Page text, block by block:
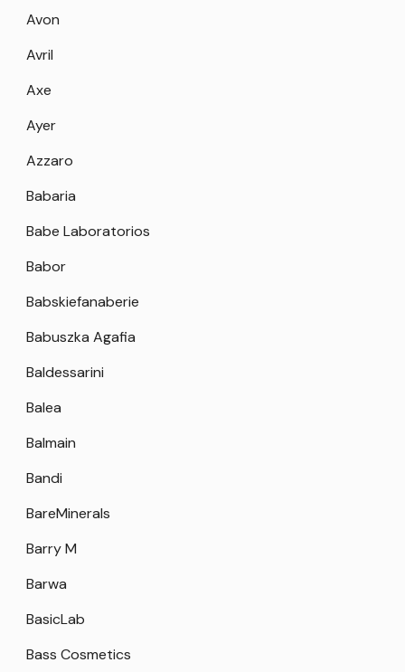
Avon
Avril
Axe
Ayer
Azzaro
Babaria
Babe Laboratorios
Babor
Babskiefanaberie
Babuszka Agafia
Baldessarini
Balea
Balmain
Bandi
BareMinerals
Barry M
Barwa
BasicLab
Bass Cosmetics